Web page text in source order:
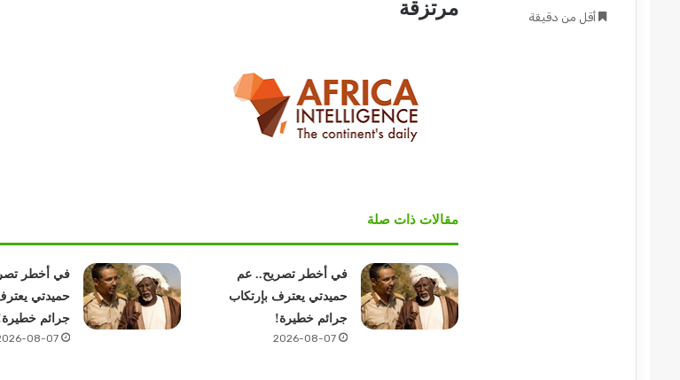
مرتزقة
مقالات ذات صلة
في أخطر تصريح.. عم
حميدتي يعترف بإرتكاب
جرائم خطيرة!
2026-08-07
في أخطر
حميدتي
جرائم
08-07
أقل من دقيقة